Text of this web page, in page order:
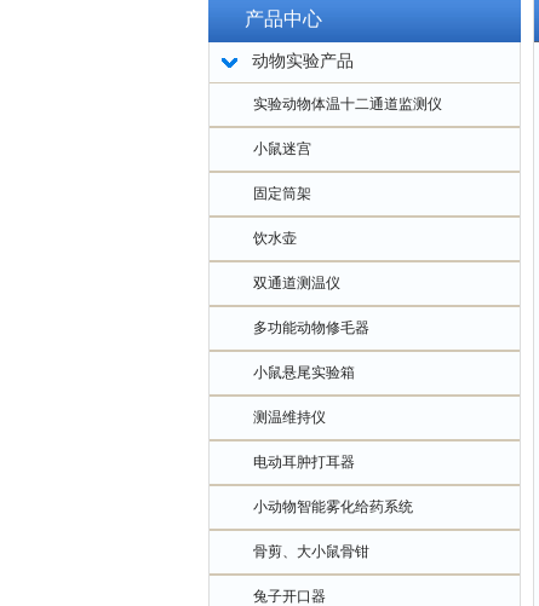
产品中心
动物实验产品
实验动物体温十二通道监测仪
小鼠迷宫
固定筒架
饮水壶
双通道测温仪
多功能动物修毛器
小鼠悬尾实验箱
测温维持仪
电动耳肿打耳器
小动物智能雾化给药系统
骨剪、大小鼠骨钳
兔子开口器